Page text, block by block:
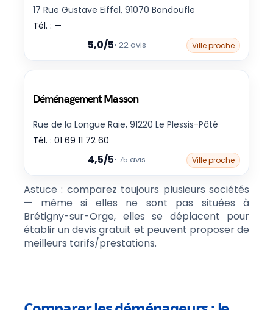
17 Rue Gustave Eiffel, 91070 Bondoufle
Tél. : —
5,0/5• 22 avis Ville proche
Déménagement Masson
Rue de la Longue Raie, 91220 Le Plessis-Pâté
Tél. : 01 69 11 72 60
4,5/5• 75 avis Ville proche
Astuce : comparez toujours plusieurs sociétés
— même si elles ne sont pas situées à
Brétigny-sur-Orge, elles se déplacent pour
établir un devis gratuit et peuvent proposer de
meilleurs tarifs/prestations.